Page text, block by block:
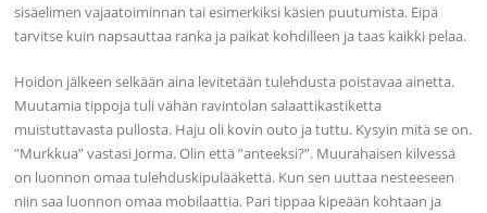
sisäelimen vajaatoiminnan tai esimerkiksi käsien puutumista. Eipä
tarvitse kuin napsauttaa ranka ja paikat kohdilleen ja taas kaikki pelaa.
Hoidon jälkeen selkään aina levitetään tulehdusta poistavaa ainetta.
Muutamia tippoja tuli vähän ravintolan salaattikastiketta
muistuttavasta pullosta. Haju oli kovin outo ja tuttu. Kysyin mitä se on.
”Murkkua” vastasi Jorma. Olin että ”anteeksi?”. Muurahaisen kilvessä
on luonnon omaa tulehduskipulääkettä. Kun sen uuttaa nesteeseen
niin saa luonnon omaa mobilaattia. Pari tippaa kipeään kohtaan ja